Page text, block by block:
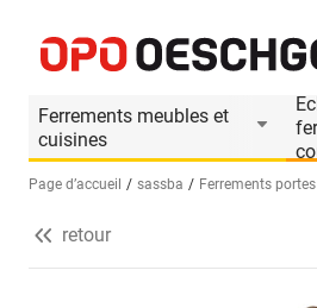
Ferrements meubles et
cuisines
Sélectionnez une langue (FR)
Page d’accueil sassba Ferrements
Informations produit
retour